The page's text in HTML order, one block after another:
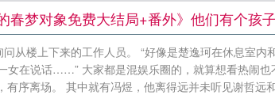
恋爱综艺里全是我的春梦对象赵姿知楚逸
删减 假千金反杀之路翠微居小说排行榜
哥看上了怎么办骆夏段林笔趣阁无弹窗
101种方法翠微居小说排行榜 被哥哥看
春梦对象免费大结局+番外》他们有个孩
从楼上下来的工作人员。 “好像是楚逸珂在休息室
在说话……” 大家都是混娱乐圈的，就算想看热闹
序离场。 其中就有冯煜，他离得远并未听见谢哲